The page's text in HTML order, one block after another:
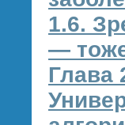
1.6.
—
Глава